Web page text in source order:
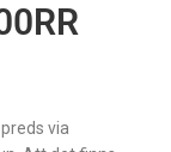
via